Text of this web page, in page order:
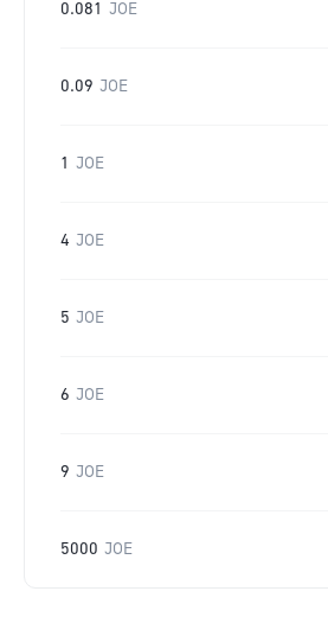
0.081 JOE
0.09 JOE
1 JOE
4 JOE
5 JOE
6 JOE
9 JOE
5000 JOE